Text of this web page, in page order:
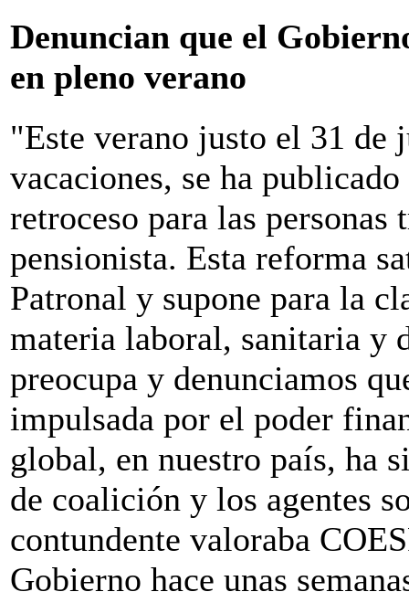
Denuncian que el
en pleno verano
"Este verano justo el 31 de
vacaciones, se ha
retroceso para las
pensionista. Esta reforma
Patronal y supone para la
materia laboral, sanitaria y
preocupa y denunciamos
impulsada por el poder
global, en nuestro país, ha
de coalición y los agentes
contundente valoraba
Gobierno hace unas